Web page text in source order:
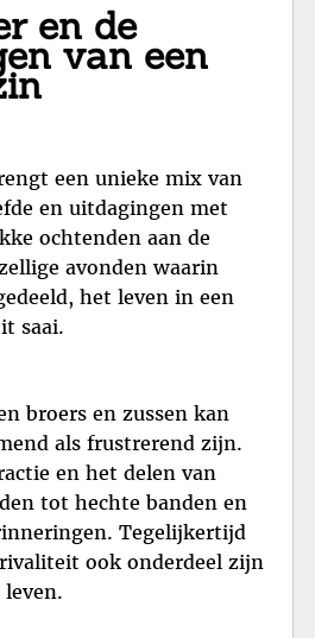
en de
van een
een unieke mix van
en uitdagingen met
ochtenden aan de
avonden waarin
het leven in een
saai.
broers en zussen kan
als frustrerend zijn.
en het delen van
tot hechte banden en
Tegelijkertijd
ook onderdeel zijn